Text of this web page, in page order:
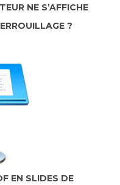
NE S’AFFICHE
?
EN SLIDES DE